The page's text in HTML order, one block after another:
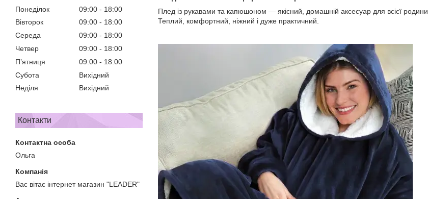
Понеділок 09:00
18:00
Вівторок
09:00
18:00
Середа
09:00
18:00
Четвер
09:00
18:00
Пʼятниця
09:00
18:00
Субота
Вихідний
Неділя
Вихідний
Контакти
Ольга
Вас вітає інтернет магазин "LEADER"
Плед із рукавами та капюшоном — якісний, домашній аксесуар для всієї родини.
Теплий, комфортний, ніжний і дуже практичний.